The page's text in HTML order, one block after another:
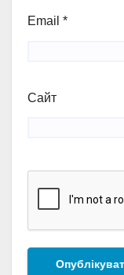
Email *
Сайт